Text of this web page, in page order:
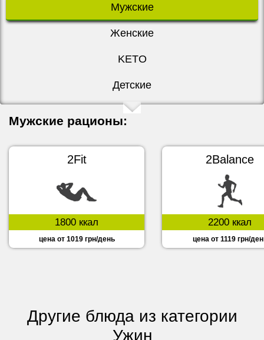
Мужские
Женские
KETO
Детские
Мужские рационы:
2Fit
1800 ккал
цена от 1019 грн/день
2Balance
2200 ккал
цена от 1119 грн/
Другие блюда из категории
Ужин